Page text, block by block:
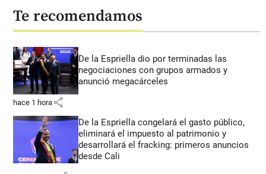
Te recomendamos
De la Espriella dio por terminadas las
negociaciones con grupos armados y
anunció megacárceles
hace 1 hora share
De la Espriella congelará el gasto público,
eliminará el impuesto al patrimonio y
desarrollará el fracking: primeros anuncios
desde Cali